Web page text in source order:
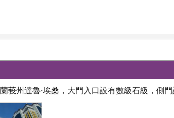
莪州達魯·埃桑，大門入口設有數級石級，側